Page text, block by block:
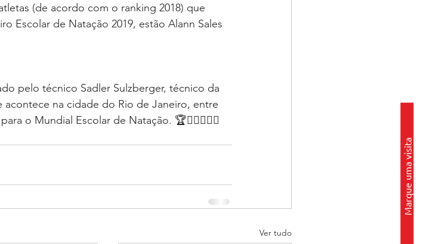
Marque uma visita
(de acordo com o ranking 2018) que
Escolar de Natação 2019, estão Alann Sales
pelo técnico Sadler Sulzberger, técnico da
na cidade do Rio de Janeiro, entre
o Mundial Escolar de Natação. 🏆🏊🏼‍♀🏊🏾
Ver tudo